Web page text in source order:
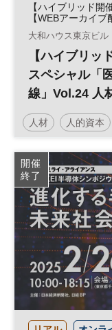
【ハイブリッド開
【WEBアーカイ
大和ハウス東京ビル
【ハイブリッ
スペシャル「
線」Vol.24 人
～人的資本と
～
人材 人的資本
医療・介護マネジ
日経健康セミナー
DX 診療報酬
開催
終了